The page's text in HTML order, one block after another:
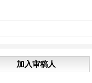
加入审稿人